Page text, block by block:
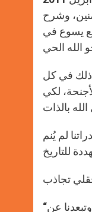
وشرح
يسوع في
ذلك في كل
لكي
لم يُنم
“هناك قبل كل شيء قوة الجاذبية التي تشده إلى الأرض – نحو الأنانية، نحو الرياء ونحو الشر؛ الجاذبية التي تحطنا وتبعدنا عن